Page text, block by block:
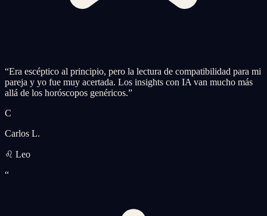
“Era escéptico al principio, pero la lectura de compatibilidad para mi
pareja y yo fue muy acertada. Los insights con IA van mucho más
allá de los horóscopos genéricos.”
C
Carlos L.
♌ Leo
“